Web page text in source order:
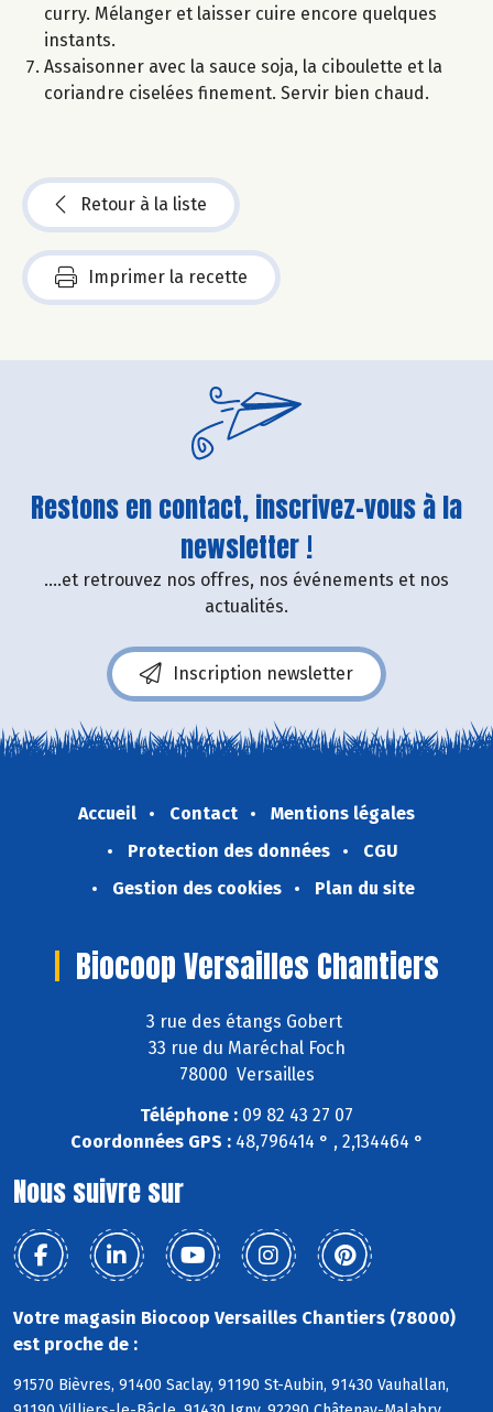
curry. Mélanger et laisser cuire encore quelques
instants.
Assaisonner avec la sauce soja, la ciboulette et la
coriandre ciselées finement. Servir bien chaud.
Retour à la liste
Imprimer la recette
Restons en contact, inscrivez-vous à la
newsletter !
....et retrouvez nos offres, nos événements et nos
actualités.
Inscription newsletter
Accueil Contact
Mentions légales
Protection des données
CGU
Gestion des cookies
Plan du site
Biocoop Versailles Chantiers
3 rue des étangs Gobert
33 rue du Maréchal Foch
78000 Versailles
Téléphone : 09 82 43 27 07
Coordonnées GPS :48,796414 ° , 2,134464 °
Nous suivre sur
Votre magasin Biocoop Versailles Chantiers (78000)
est proche de :
91570 Bièvres, 91400 Saclay, 91190 St-Aubin, 91430 Vauhallan,